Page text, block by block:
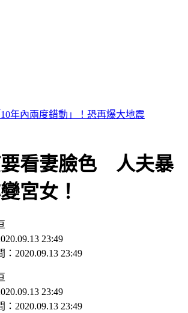
招待」10外籍裁判 獲世界盃等7預選賽
看妻臉色 人夫暴
宮女！
23:49
23:49